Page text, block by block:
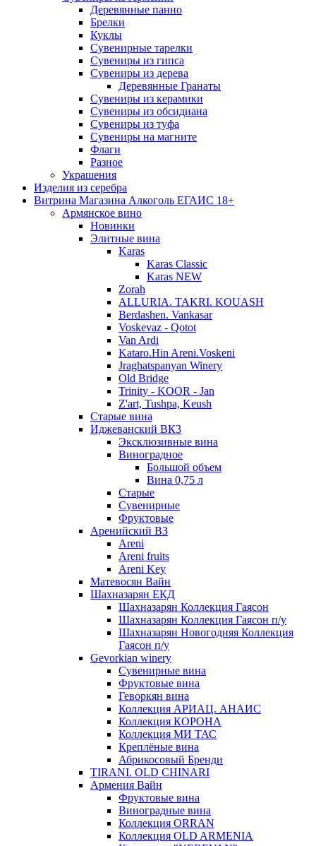
Деревянные панно
Брелки
Куклы
Сувенирные тарелки
Сувениры из гипса
Сувениры из дерева
Деревянные Гранаты
Сувениры из керамики
Сувениры из обсидиана
Сувениры из туфа
Сувениры на магните
Флаги
Разное
Украшения
Изделия из серебра
Витрина Магазина Алкоголь ЕГАИС 18+
Армянское вино
Новинки
Элитные вина
Karas
Karas Classic
Karas NEW
Zorah
ALLURIA. TAKRI. KOUASH
Berdashen. Vankasar
Voskevaz - Qotot
Van Ardi
Kataro.Hin Areni.Voskeni
Jraghatspanyan Winery
Old Bridge
Trinity - KOOR - Jan
Z'art, Tushpa, Keush
Старые вина
Иджеванский ВК3
Эксклюзивные вина
Виноградное
Большой объем
Вина 0,75 л
Старые
Сувенирные
Фруктовые
Аренийский ВЗ
Areni
Areni fruits
Areni Key
Матевосян Вайн
Шахназарян ЕКД
Шахназарян Коллекция Гаясон
Шахназарян Коллекция Гаясон п/у
Шахназарян Новогодняя Коллекция
Гаясон п/у
Gevorkian winery
Сувенирные вина
Фруктовые вина
Геворкян вина
Коллекция АРИАЦ. АНАИС
Коллекция КОРОНА
Коллекция МИ ТАС
Креплёные вина
Абрикосовый Бренди
TIRANI. OLD CHINARI
Армения Вайн
Фруктовые вина
Виноградные вина
Коллекция ORRAN
Коллекция OLD ARMENIA